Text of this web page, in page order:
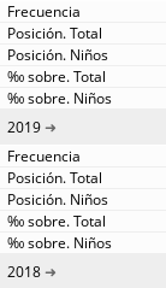
2019
2018